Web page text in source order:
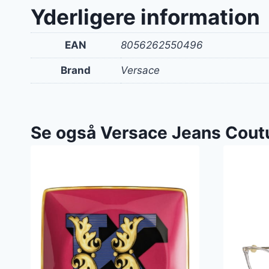
Yderligere information
EAN 8056262550496
Brand Versace
Se også Versace Jeans